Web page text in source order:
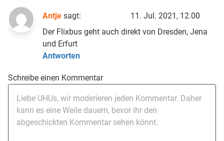
Antje sagt:
11. Jul. 2021, 12.00
Der Flixbus geht auch direkt von Dresden, Jena
und Erfurt
Antworten
Schreibe einen Kommentar